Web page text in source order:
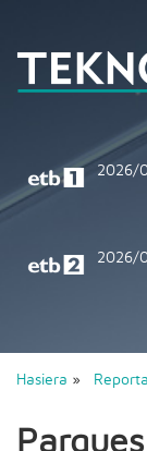
2026/
2026/
Hasiera »